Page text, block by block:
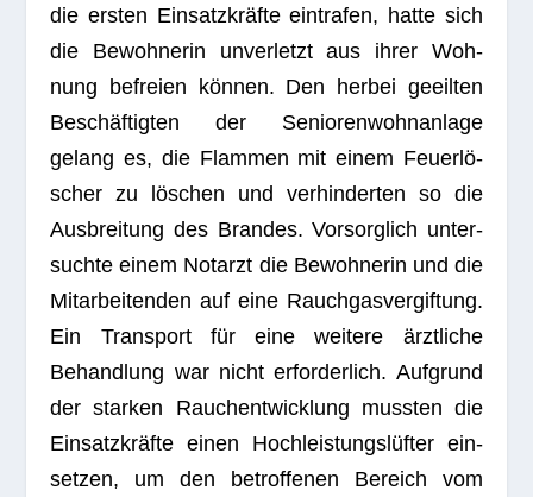
die ers­ten Ein­satz­kräfte ein­tra­fen, hatte sich
die Bewoh­ne­rin unver­letzt aus ihrer Woh­
nung befreien kön­nen. Den her­bei geeil­ten
Beschäf­tig­ten der Senio­ren­wohn­an­lage
gelang es, die Flam­men mit einem Feu­er­lö­
scher zu löschen und ver­hin­der­ten so die
Aus­brei­tung des Bran­des. Vor­sorg­lich unter­
suchte einem Not­arzt die Bewoh­ne­rin und die
Mit­ar­bei­ten­den auf eine Rauch­gas­ver­gif­tung.
Ein Trans­port für eine wei­tere ärzt­li­che
Behand­lung war nicht erfor­der­lich. Auf­grund
der star­ken Rauch­ent­wick­lung muss­ten die
Ein­satz­kräfte einen Hoch­leis­tungs­lüf­ter ein­
set­zen, um den betrof­fe­nen Bereich vom